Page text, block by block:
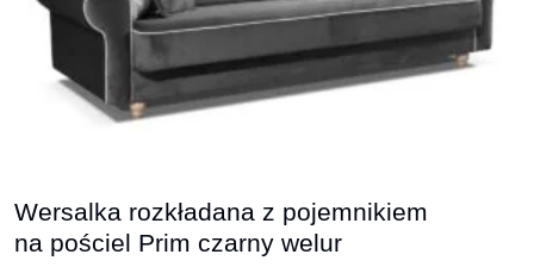
Wersalka rozkładana z pojemnikiem
na pościel Prim czarny welur